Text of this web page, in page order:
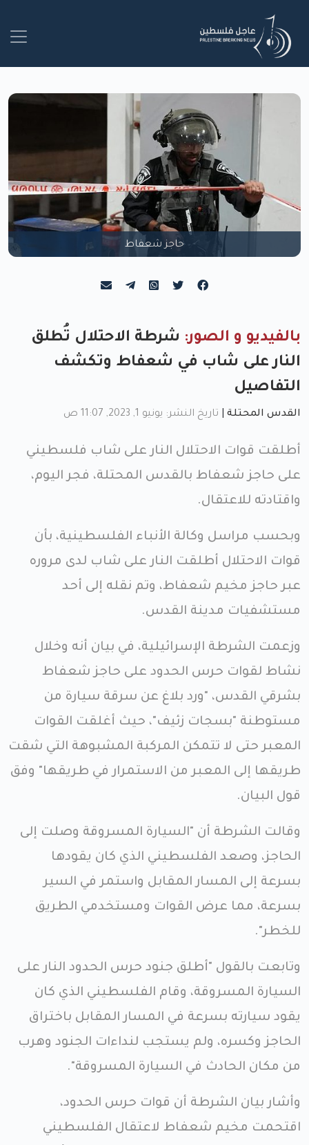
حاجز شعفاط
بالفيديو و الصور: شرطة الاحتلال تُطلق
النار على شاب في شعفاط وتكشف
التفاصيل
القدس المحتلة تاريخ النشر: يونيو 1, 2023, 11:07 ص
أطلقت قوات الاحتلال النار على شاب فلسطيني
على حاجز شعفاط بالقدس المحتلة، فجر اليوم،
واقتادته للاعتقال.
وبحسب مراسل وكالة الأنباء الفلسطينية، بأن
قوات الاحتلال أطلقت النار على شاب لدى مروره
عبر حاجز مخيم شعفاط، وتم نقله إلى أحد
مستشفيات مدينة القدس.
وزعمت الشرطة الإسرائيلية، في بيان أنه وخلال
نشاط لقوات حرس الحدود على حاجز شعفاط
بشرقي القدس، "ورد بلاغ عن سرقة سيارة من
مستوطنة "بسجات زئيف"، حيث أغلقت القوات
المعبر حتى لا تتمكن المركبة المشبوهة التي شقت
طريقها إلى المعبر من الاستمرار في طريقها" وفق
قول البيان.
وقالت الشرطة أن "السيارة المسروقة وصلت إلى
الحاجز، وصعد الفلسطيني الذي كان يقودها
بسرعة إلى المسار المقابل واستمر في السير
بسرعة، مما عرض القوات ومستخدمي الطريق
للخطر".
وتابعت بالقول "أطلق جنود حرس الحدود النار على
السيارة المسروقة، وقام الفلسطيني الذي كان
يقود سيارته بسرعة في المسار المقابل باختراق
الحاجز وكسره، ولم يستجب لنداءات الجنود وهرب
من مكان الحادث في السيارة المسروقة".
وأشار بيان الشرطة أن قوات حرس الحدود،
اقتحمت مخيم شعفاط لاعتقال الفلسطيني